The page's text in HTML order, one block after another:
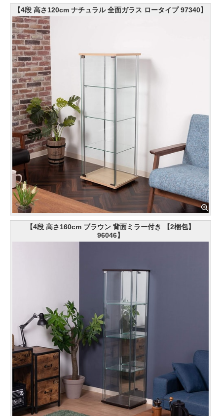
【4段 高さ120cm ナチュラル 全面ガラス ロータイプ 97340】
【4段 高さ160cm ブラウン 背面ミラー付き 【2梱包】
96046】